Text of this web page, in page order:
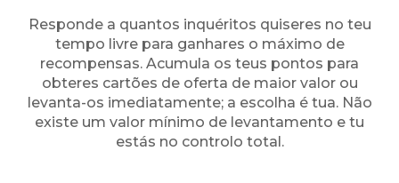
Responde a quantos inquéritos quiseres no teu
tempo livre para ganhares o máximo de
recompensas. Acumula os teus pontos para
obteres cartões de oferta de maior valor ou
levanta-os imediatamente; a escolha é tua. Não
existe um valor mínimo de levantamento e tu
estás no controlo total.